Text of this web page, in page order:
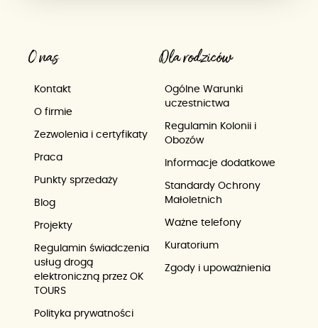
O nas
Kontakt
O firmie
Zezwolenia i certyfikaty
Praca
Punkty sprzedaży
Blog
Projekty
Regulamin świadczenia
usług drogą
elektroniczną przez OK
TOURS
Polityka prywatności
Dla rodziców
Ogólne Warunki
uczestnictwa
Regulamin Kolonii i
Obozów
Informacje dodatkowe
Standardy Ochrony
Małoletnich
Ważne telefony
Kuratorium
Zgody i upoważnienia